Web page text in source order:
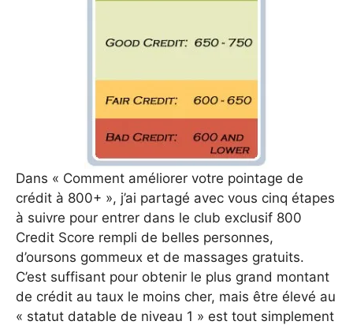
Dans « Comment améliorer votre pointage de
crédit à 800+ », j’ai partagé avec vous cinq étapes
à suivre pour entrer dans le club exclusif 800
Credit Score rempli de belles personnes,
d’oursons gommeux et de massages gratuits.
C’est suffisant pour obtenir le plus grand montant
de crédit au taux le moins cher, mais être élevé au
« statut datable de niveau 1 » est tout simplement